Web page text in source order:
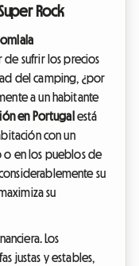
Rock
de sufrir los precios
del camping, ¿por
a un habitante
en Portugal está
con un
o en los pueblos de
su
su
Los
justas y estables,